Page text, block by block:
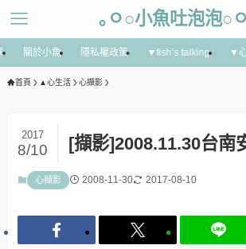
｡ㅇ○小魚吐泡泡○
關於小魚 隱私權政策 ▼fish’s talking ▼
首頁 ▲心生活 心擷影
[擷影]2008.11.30台南
2017
8/10
心擷影 2008-11-30 2017-08-10